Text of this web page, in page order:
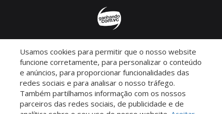
Descomplicado por:
Usamos cookies para permitir que o nosso website
funcione corretamente, para personalizar o conteúdo
e anúncios, para proporcionar funcionalidades das
redes sociais e para analisar o nosso tráfego.
Também partilhamos informação com os nossos
parceiros das redes sociais, de publicidade e de